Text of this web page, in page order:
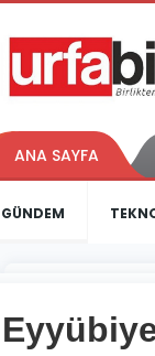
ANA SAYFA
GÜNDEM